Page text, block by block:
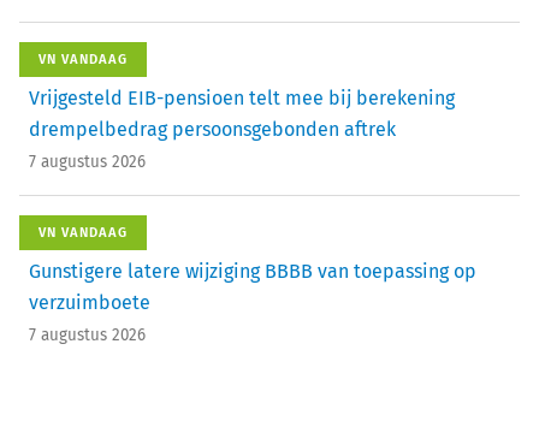
VN VANDAAG
Vrijgesteld EIB-pensioen telt mee bij berekening
drempelbedrag persoonsgebonden aftrek
7 augustus 2026
VN VANDAAG
Gunstigere latere wijziging BBBB van toepassing op
verzuimboete
7 augustus 2026